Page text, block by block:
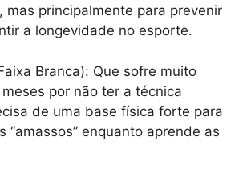
mas principalmente para prevenir
a longevidade no esporte.
Branca): Que sofre muito
por não ter a técnica
de uma base física forte para
“amassos” enquanto aprende as